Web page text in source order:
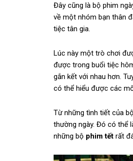
Đây cũng là bộ phim
về một nhóm bạn thân
tiệc tân gia.
Lúc này một trò chơi
được trong buổi tiệc
gắn kết với nhau hơn.
có thể hiểu được các
Từ những tình tiết của
thường ngày. Đó có thể
những bộ phim tết rất